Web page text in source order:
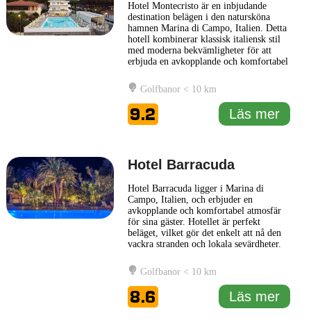
Hotel Montecristo är en inbjudande
destination belägen i den natursköna
hamnen Marina di Campo, Italien. Detta
hotell kombinerar klassisk italiensk stil
med moderna bekvämligheter för att
erbjuda en avkopplande och komfortabel
vänlig atmosfär och professionell
service, vilket gör att man känner sig
hemma under hela sin vistelse. Hotellet
ligger nära stranden, vilket... Läs mer
Golfbanor < 10 km
9.2 Läs mer
Hotel Barracuda
Hotel Barracuda ligger i Marina di
Campo, Italien, och erbjuder en
avkopplande och komfortabel atmosfär
för sina gäster. Hotellet är perfekt
beläget, vilket gör det enkelt att nå den
vackra stranden och lokala sevärdheter.
Hotel Barracuda lyckats skapa en
inbjudande miljö som kombinerar
funktionalitet med eleganta
inredningsdetaljer. Gästerna kan njuta av
rymliga
Golfbanor < 10 km
8.6 Läs mer